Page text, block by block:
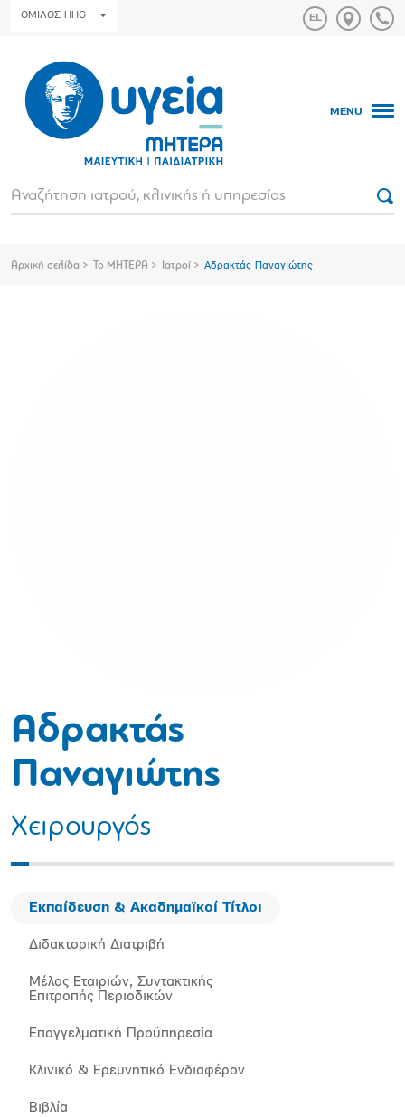
ΟΜΙΛΟΣ HHG
MENU
Αρχική σελίδα Το ΜΗΤΕΡΑ Ιατροί Αδρακτάς Παναγιώτης
Αδρακτάς
Παναγιώτης
Χειρουργός
Εκπαίδευση & Ακαδημαϊκοί Τίτλοι
Διδακτορική Διατριβή
Μέλος Εταιριών, Συντακτικής
Επιτροπής Περιοδικών
Επαγγελματική Προϋπηρεσία
Κλινικό & Ερευνητικό Ενδιαφέρον
Βιβλία